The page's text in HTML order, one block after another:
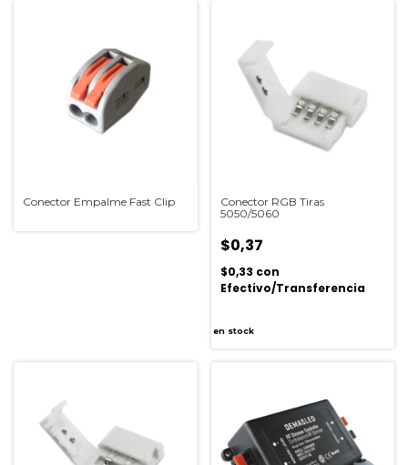
Conector Empalme Fast Clip
Conector RGB Tiras
5050/5060
$0,37
$0,33 con
Efectivo/Transferencia
en stock